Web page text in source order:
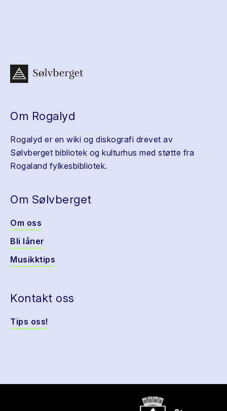
Om Rogalyd
Rogalyd er en wiki og diskografi drevet av
Sølvberget bibliotek og kulturhus med støtte fra
Rogaland fylkesbibliotek.
Om Sølvberget
Om oss
Bli låner
Musikktips
Kontakt oss
Tips oss!